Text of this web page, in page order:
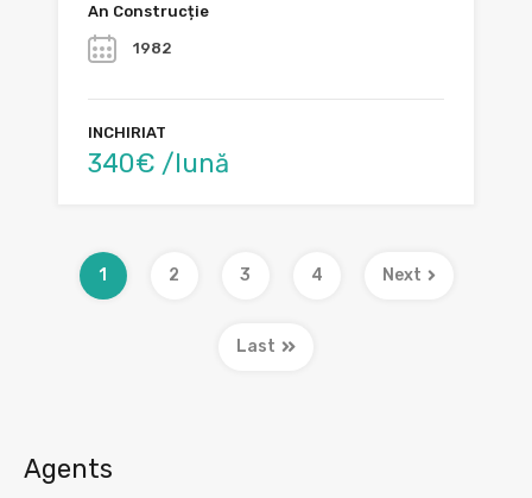
An Construcție
1982
INCHIRIAT
340€ /lună
1 2 3 4 Next
Last
Agents